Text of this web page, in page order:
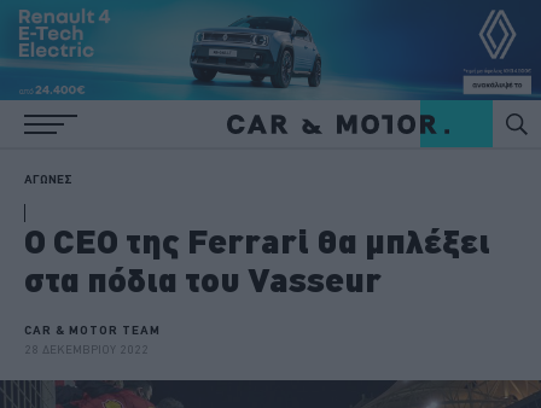
ΑΓΩΝΕΣ
O CEO της Ferrari θα μπλέξει
στα πόδια του Vasseur
CAR & MOTOR TEAM
28 ΔΕΚΕΜΒΡΙΟΥ 2022